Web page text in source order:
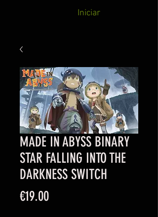
Iniciar
MADE IN ABYSS BINARY
STAR FALLING INTO THE
DARKNESS SWITCH
€19.00Price